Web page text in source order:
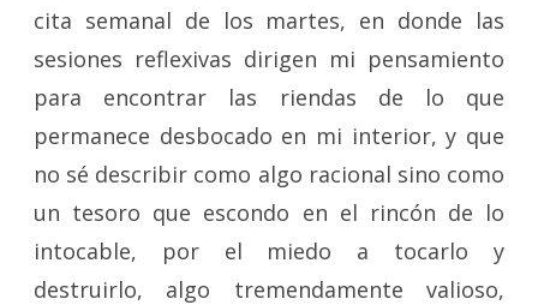
cita semanal de los martes, en donde las
sesiones reflexivas dirigen mi pensamiento
para encontrar las riendas de lo que
permanece desbocado en mi interior, y que
no sé describir como algo racional sino como
un tesoro que escondo en el rincón de lo
intocable, por el miedo a tocarlo y
destruirlo, algo tremendamente valioso,